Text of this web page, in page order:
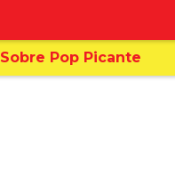
Sobre Pop Picante